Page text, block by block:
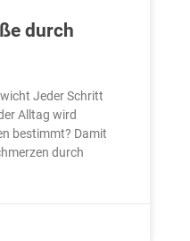
durch
Jeder Schritt
Alltag wird
bestimmt? Damit
durch